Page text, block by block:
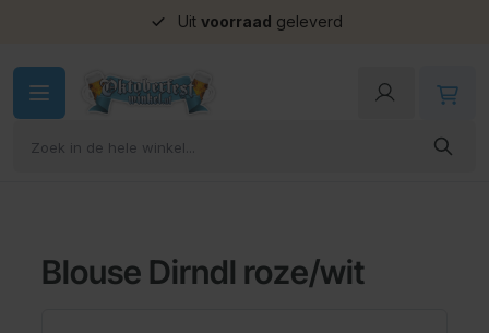
Uit voorraad geleverd
Blouse Dirndl roze/wit